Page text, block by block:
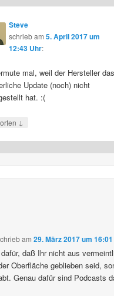
Steve
schriebam5. April 2017 um
12:43 Uhr:
mal, weil der Hersteller das
Update (noch) nicht
hat. :(
↓
am29. März 2017 um
daß Ihr nicht aus
Oberfläche geblieben seid,
Genau dafür sind Podcasts